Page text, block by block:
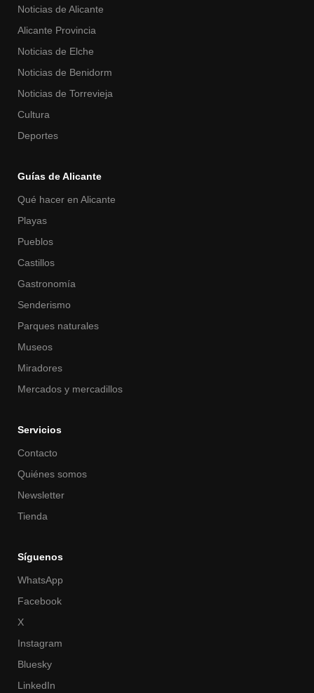
Noticias de Alicante
Alicante Provincia
Noticias de Elche
Noticias de Benidorm
Noticias de Torrevieja
Cultura
Deportes
Guías de Alicante
Qué hacer en Alicante
Playas
Pueblos
Castillos
Gastronomía
Senderismo
Parques naturales
Museos
Miradores
Mercados y mercadillos
Servicios
Contacto
Quiénes somos
Newsletter
Tienda
Síguenos
WhatsApp
Facebook
X
Instagram
Bluesky
LinkedIn